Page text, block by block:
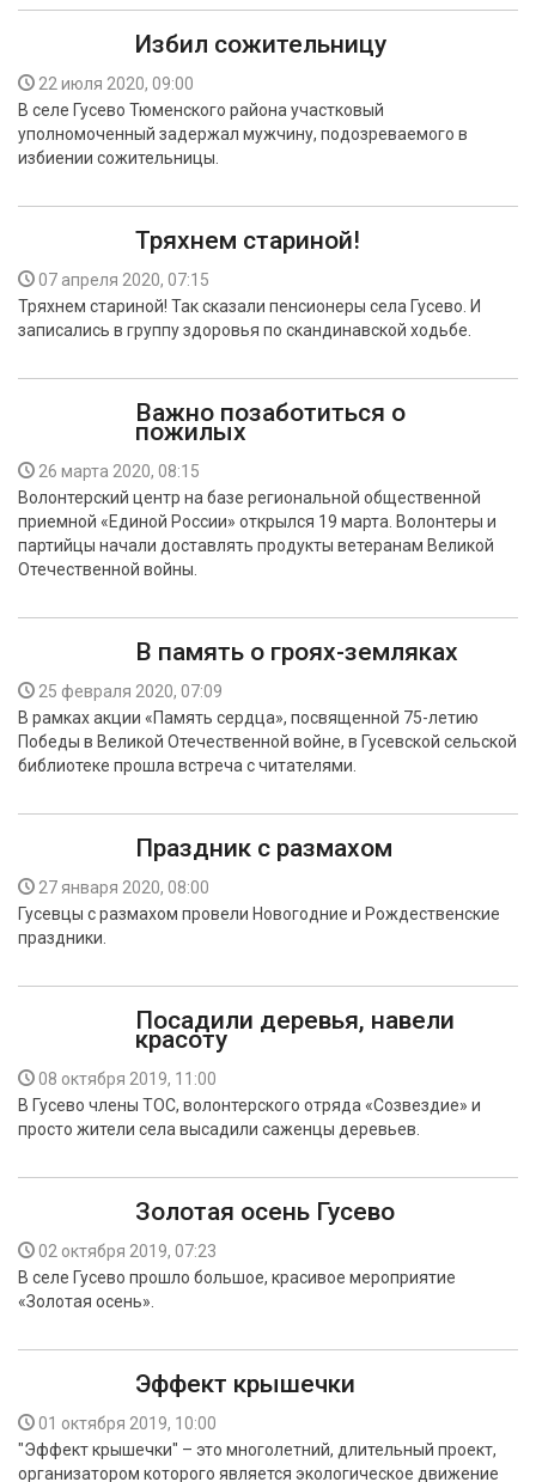
Избил сожительницу
22 июля 2020, 09:00
В селе Гусево Тюменского района участковый
уполномоченный задержал мужчину, подозреваемого в
избиении сожительницы.
Тряхнем стариной!
07 апреля 2020, 07:15
Тряхнем стариной! Так сказали пенсионеры села Гусево. И
записались в группу здоровья по скандинавской ходьбе.
Важно позаботиться о
пожилых
26 марта 2020, 08:15
Волонтерский центр на базе региональной общественной
приемной «Единой России» открылся 19 марта. Волонтеры и
партийцы начали доставлять продукты ветеранам Великой
Отечественной войны.
В память о гроях-земляках
25 февраля 2020, 07:09
В рамках акции «Память сердца», посвященной 75-летию
Победы в Великой Отечественной войне, в Гусевской сельской
библиотеке прошла встреча с читателями.
Праздник с размахом
27 января 2020, 08:00
Гусевцы с размахом провели Новогодние и Рождественские
праздники.
Посадили деревья, навели
красоту
08 октября 2019, 11:00
В Гусево члены ТОС, волонтерского отряда «Созвездие» и
просто жители села высадили саженцы деревьев.
Золотая осень Гусево
02 октября 2019, 07:23
В селе Гусево прошло большое, красивое мероприятие
«Золотая осень».
Эффект крышечки
01 октября 2019, 10:00
"Эффект крышечки" – это многолетний, длительный проект,
организатором которого является экологическое движение